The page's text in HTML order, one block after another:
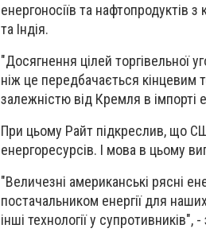
енергоносіїв та нафтопродуктів
та Індія.
"Досягнення цілей торгівельної
ніж це передбачається кінцевим
залежністю від Кремля в імпорті
При цьому Райт підкреслив, що
енергоресурсів. І мова в цьому
"Величезні американські рясні
постачальником енергії для
інші технології у